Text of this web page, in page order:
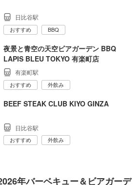
日比谷駅
おすすめ BBQ
夜景と青空の天空ビアガーデン BBQ
LAPIS BLEU TOKYO 有楽町店
有楽町駅
おすすめ 外飲み
BEEF STEAK CLUB KIYO GINZA
日比谷駅
おすすめ 外飲み
年バーベキュー＆ビアガーデ